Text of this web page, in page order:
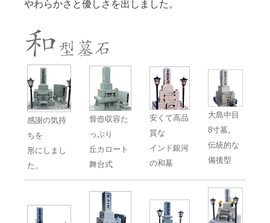
やわらかさと優しさを出しました。
感謝の気持
ちを
形にしまし
た。
骨壺収容た
っぷり
丘カロート
舞台式
安くて高品
質な
インド銀河
の和墓
大島中目
8寸墓。
伝統的な
備後型